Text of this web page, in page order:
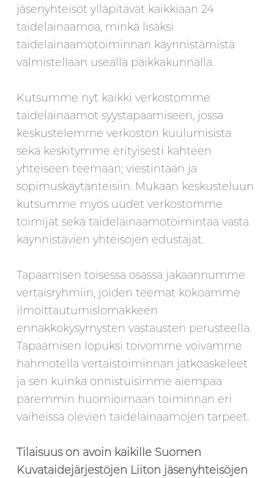
jäsenyhteisöt ylläpitävät kaikkiaan 24
taidelainaamoa, minkä lisäksi
taidelainaamotoiminnan käynnistämistä
valmistellaan usealla paikkakunnalla.
Kutsumme nyt kaikki verkostomme
taidelainaamot syystapaamiseen, jossa
keskustelemme verkoston kuulumisista
sekä keskitymme erityisesti kahteen
yhteiseen teemaan; viestintään ja
sopimuskäytänteisiin. Mukaan keskusteluun
kutsumme myös uudet verkostomme
toimijat sekä taidelainaamotoimintaa vasta
käynnistävien yhteisöjen edustajat.
Tapaamisen toisessa osassa jakaannumme
vertaisryhmiin, joiden teemat kokoamme
ilmoittautumislomakkeen
ennakkokysymysten vastausten perusteella.
Tapaamisen lopuksi toivomme voivamme
hahmotella vertaistoiminnan jatkoaskeleet
ja sen kuinka onnistuisimme aiempaa
paremmin huomioimaan toiminnan eri
vaiheissa olevien taidelainaamojen tarpeet.
Tilaisuus on avoin kaikille Suomen
Kuvataidejärjestöjen Liiton jäsenyhteisöjen